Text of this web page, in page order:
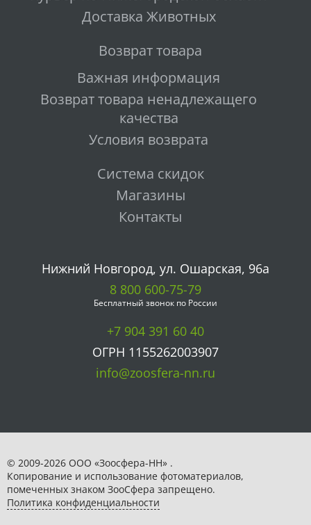
Доставка Животных
Возврат товара
Важная информация
Возврат товара ненадлежащего
качества
Условия возврата
Система скидок
Магазины
Контакты
Нижний Новгород, ул. Ошарская, 96а
8 800 600-75-79
Бесплатный звонок по России
+7 904 391 60 40
ОГРН 1155262003907
info@zoosfera-nn.ru
© 2009-2026 ООО «Зоосфера-НН» .
Копирование и использование фотоматериалов,
помеченных знаком ЗooСфера запрещено.
Политика конфиденциальности